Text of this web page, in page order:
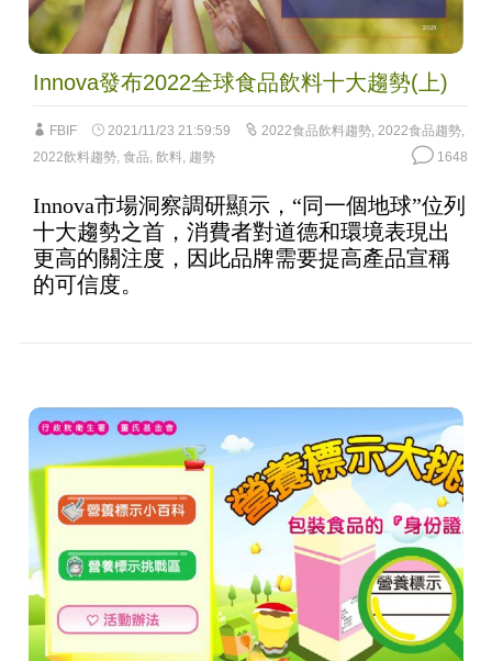
Innova發布2022全球食品飲料十大趨勢(上)
FBIF 2021/11/23 21:59:59 2022食品飲料趨勢, 2022食品趨勢,
2022飲料趨勢, 食品 飲料 趨勢 1648
Innova市場洞察調研顯示，“同一個地球”位列
十大趨勢之首，消費者對道德和環境表現出
更高的關注度，因此品牌需要提高產品宣稱
的可信度。